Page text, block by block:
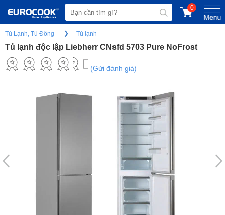
0
Tủ Lạnh, Tủ Đông Tủ lạnh
Tủ lạnh độc lập Liebherr CNsfd 5703 Pure NoFrost
(Gửi đánh giá)